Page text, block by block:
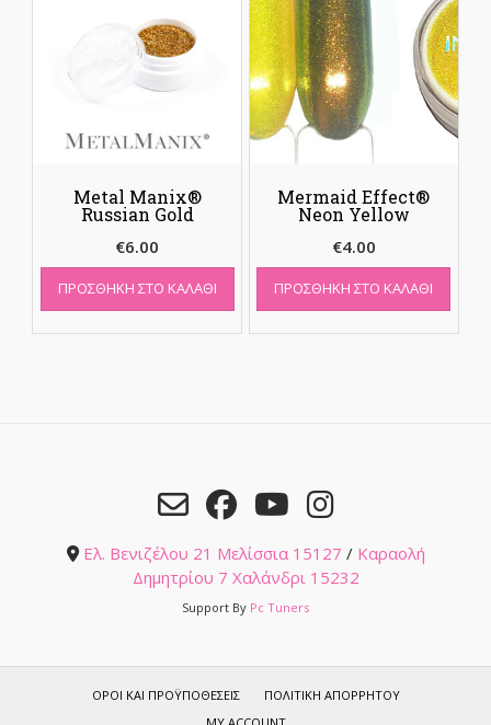
Metal Manix®
Russian Gold
€6.00
ΠΡΟΣΘΉΚΗ ΣΤΟ ΚΑΛΆΘΙ
Mermaid Effect®
Neon Yellow
€4.00
ΠΡΟΣΘΉΚΗ ΣΤΟ ΚΑΛΆΘΙ
Ελ. Βενιζέλου 21 Μελίσσια 15127 / Καραολή
Δημητρίου 7 Χαλάνδρι 15232
Support By Pc Tuners
ΌΡΟΙ ΚΑΙ ΠΡΟΫΠΟΘΈΣΕΙΣ
ΠΟΛΙΤΙΚΉ ΑΠΟΡΡΉΤΟΥ